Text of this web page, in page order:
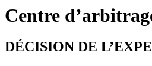
Centre
DÉCISION DE